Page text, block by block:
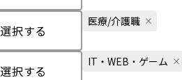
選択する
医療/介護職
選択する
IT・WEB・ゲーム